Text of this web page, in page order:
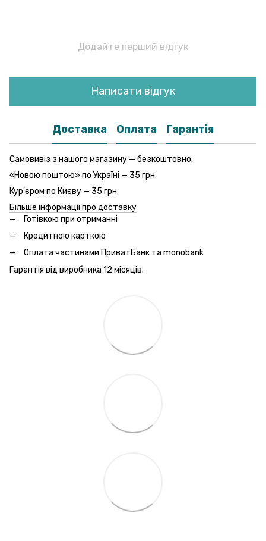
Додайте перший відгук
Написати відгук
Доставка Оплата Гарантія
Самовивіз з нашого магазину — безкоштовно.
«Новою поштою» по Україні — 35 грн.
Кур'єром по Києву — 35 грн.
Більше інформації про доставку
Готівкою при отриманні
Кредитною карткою
Оплата частинами ПриватБанк та monobank
Гарантія від виробника 12 місяців.